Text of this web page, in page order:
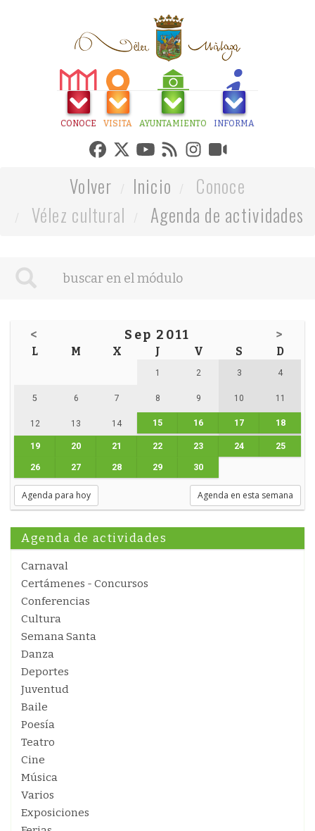
CONOCE VISITA AYUNTAMIENTO INFORMA
Volver Inicio
Conoce
Vélez cultural
Agenda de actividades
< Sep 2011 >
L M X J V S D
1 2 3 4
5 6 7 8 9 10 11
12 13 14 15 16 17 18
19 20 21 22 23 24 25
26 27 28 29 30
Agenda para hoy Agenda en esta semana
Agenda de actividades
Carnaval
Certámenes - Concursos
Conferencias
Cultura
Semana Santa
Danza
Deportes
Juventud
Baile
Poesía
Teatro
Cine
Música
Varios
Exposiciones